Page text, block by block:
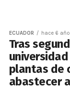
ECUADOR hace 6
Tras
plantas de
abastecer